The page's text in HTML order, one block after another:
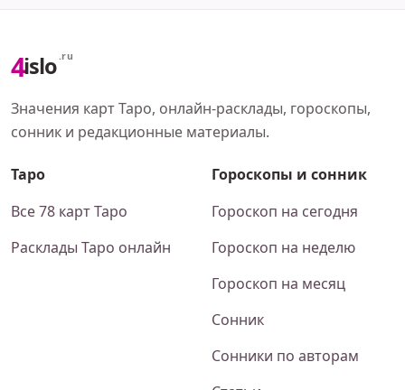
4islo .ru
Значения карт Таро, онлайн-расклады, гороскопы,
сонник и редакционные материалы.
Таро
Все 78 карт Таро
Расклады Таро онлайн
Гороскопы и сонник
Гороскоп на сегодня
Гороскоп на неделю
Гороскоп на месяц
Сонник
Сонники по авторам